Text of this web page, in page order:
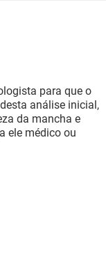
para que o
análise inicial,
da mancha e
ele médico ou